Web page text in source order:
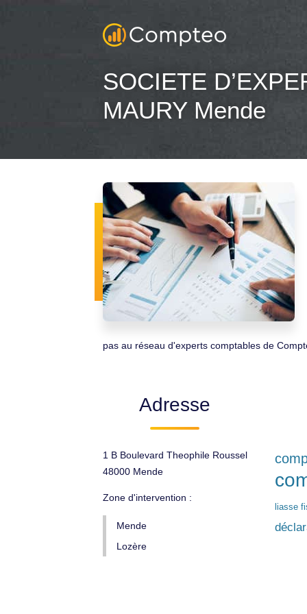
SOCIETE
MAURY Mende
pas au réseau d'experts comptables de
Adresse
1 B Boulevard Theophile Roussel
48000 Mende
Zone d'intervention :
Mende
Lozère
liasse